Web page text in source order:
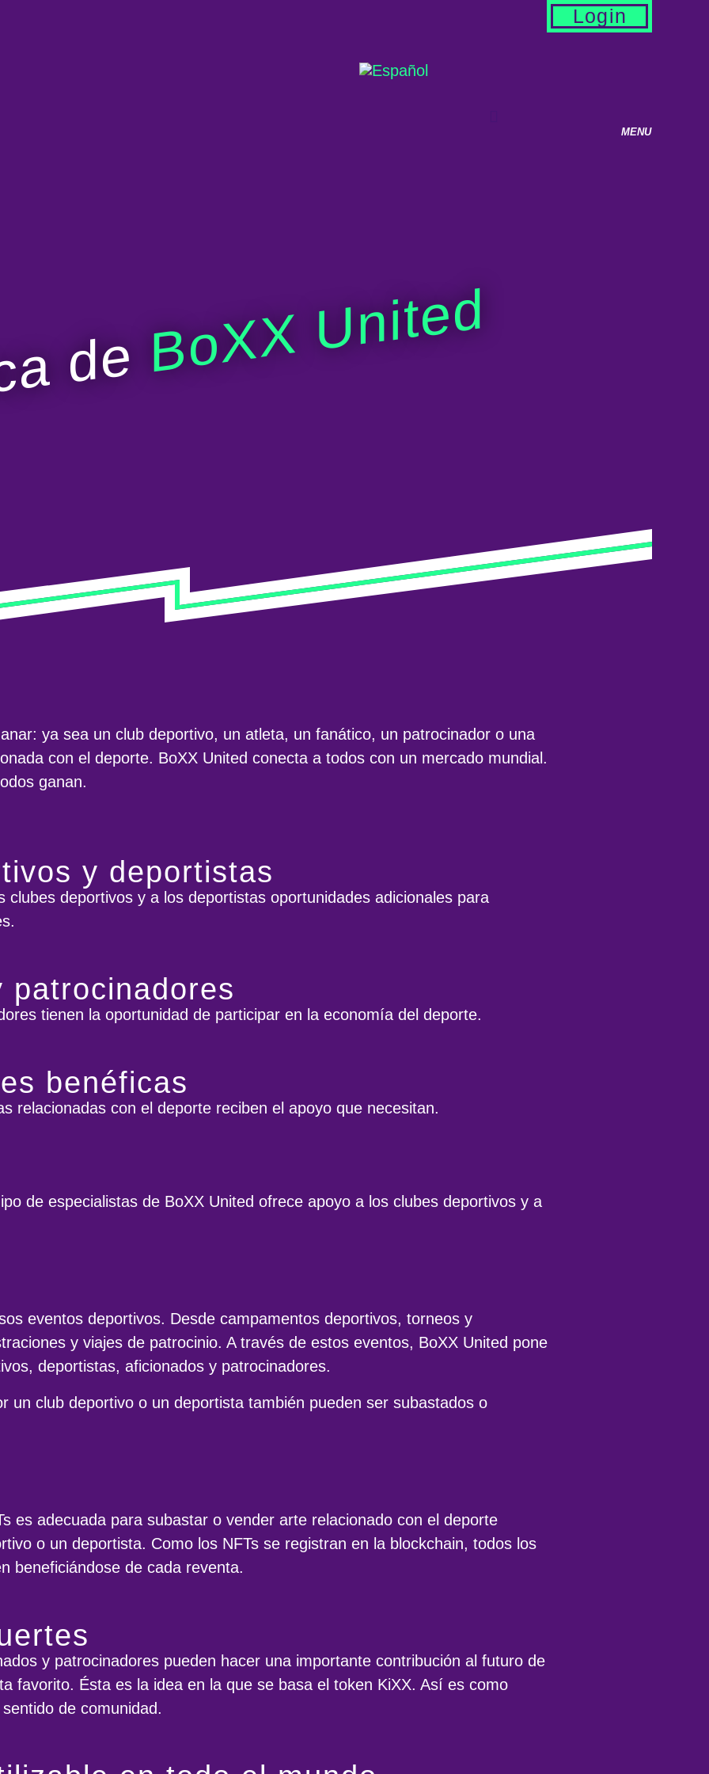
Login
de BoXX United
ya sea un club deportivo, un atleta, un fanático, un patrocinador o una
con el deporte. BoXX United conecta a todos con un mercado mundial.
ganan.
y deportistas
clubes deportivos y a los deportistas oportunidades adicionales para
patrocinadores
tienen la oportunidad de participar en la economía del deporte.
benéficas
relacionadas con el deporte reciben el apoyo que necesitan.
de especialistas de BoXX United ofrece apoyo a los clubes deportivos y a
eventos deportivos. Desde campamentos deportivos, torneos y
y viajes de patrocinio. A través de estos eventos, BoXX United pone
deportistas, aficionados y patrocinadores.
un club deportivo o un deportista también pueden ser subastados o
es adecuada para subastar o vender arte relacionado con el deporte
o un deportista. Como los NFTs se registran en la blockchain, todos los
beneficiándose de cada reventa.
y patrocinadores pueden hacer una importante contribución al futuro de
favorito. Ésta es la idea en la que se basa el token KiXX. Así es como
de comunidad.